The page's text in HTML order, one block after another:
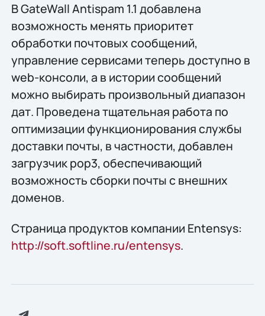
В GateWall Antispam 1.1 добавлена
возможность менять приоритет
обработки почтовых сообщений,
управление сервисами теперь доступно в
web-консоли, а в истории сообщений
можно выбирать произвольный диапазон
дат. Проведена тщательная работа по
оптимизации функционирования службы
доставки почты, в частности, добавлен
загрузчик pop3, обеспечивающий
возможность сборки почты с внешних
доменов.
Страница продуктов компании Entensys:
http://soft.softline.ru/entensys.